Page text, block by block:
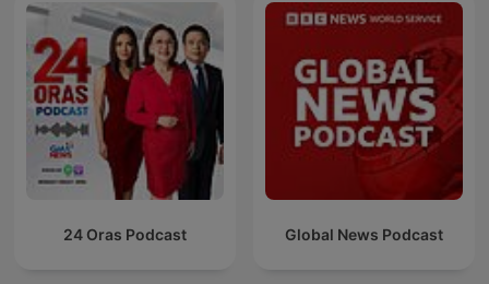
24 Oras Podcast Global News Podcast